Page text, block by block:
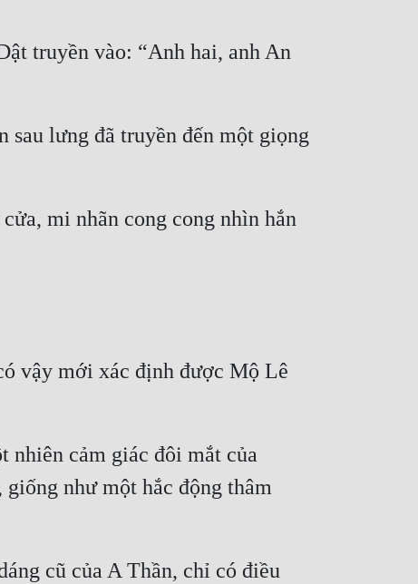
truyền vào: “Anh hai, anh An
lưng đã truyền đến một giọng
mi nhãn cong cong nhìn hắn
vậy mới xác định được Mộ Lê
nhiên cảm giác đôi mắt của
như một hắc động thâm
cũ của A Thần, chỉ có điều